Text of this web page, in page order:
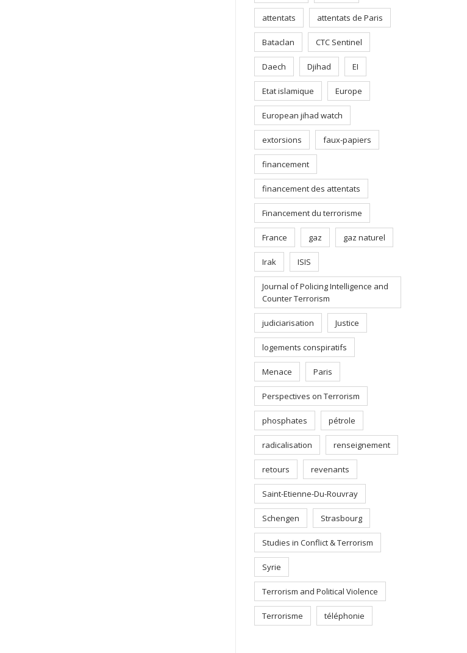
attentats attentats de Paris
Bataclan CTC Sentinel
Daech Djihad EI
Etat islamique Europe
European jihad watch
extorsions faux-papiers
financement
financement des attentats
Financement du terrorisme
France gaz gaz naturel
Irak ISIS
Journal of Policing Intelligence and
Counter Terrorism
judiciarisation Justice
logements conspiratifs
Menace Paris
Perspectives on Terrorism
phosphates pétrole
radicalisation renseignement
retours revenants
Saint-Etienne-Du-Rouvray
Schengen Strasbourg
Studies in Conflict & Terrorism
Syrie
Terrorism and Political Violence
Terrorisme téléphonie